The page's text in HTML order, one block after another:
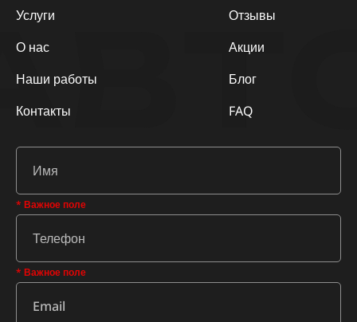
Услуги
О нас
Наши работы
Контакты
Отзывы
Акции
Блог
FAQ
* Важное поле
* Важное поле